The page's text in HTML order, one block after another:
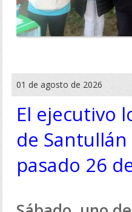
01 de agosto de 2026
El ejecutivo
de
pasado 26